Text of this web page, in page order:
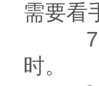
需要看
7.
时。